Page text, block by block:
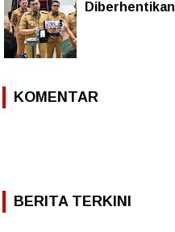
Diberhentikan
KOMENTAR
BERITA TERKINI